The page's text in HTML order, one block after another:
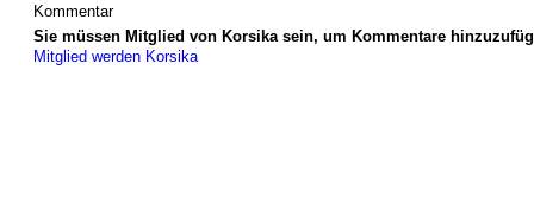
Kommentar
Sie müssen Mitglied von Korsika sein, um Kommentare
Mitglied werden Korsika